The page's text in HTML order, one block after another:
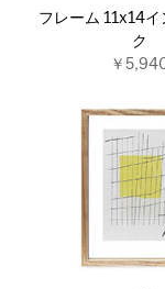
フレーム 11x14イ
ク
￥